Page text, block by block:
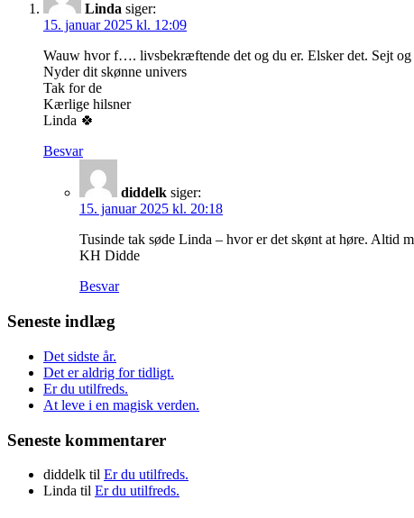
Linda siger:
15. januar 2025 kl. 12:09
Wauw hvor f…. livsbekræftende det og du er. Elsker det. Sejt
Nyder dit skønne univers
Tak for de
Kærlige hilsner
Linda 🍀
Besvar
diddelk siger:
15. januar 2025 kl. 20:18
Tusinde tak søde Linda – hvor er det skønt at høre. Altid
KH Didde
Besvar
Seneste indlæg
Det sidste år.
Det er aldrig for tidligt.
Er du utilfreds.
At leve i en magisk verden.
Seneste kommentarer
diddelk til Er du utilfreds.
Linda til Er du utilfreds.